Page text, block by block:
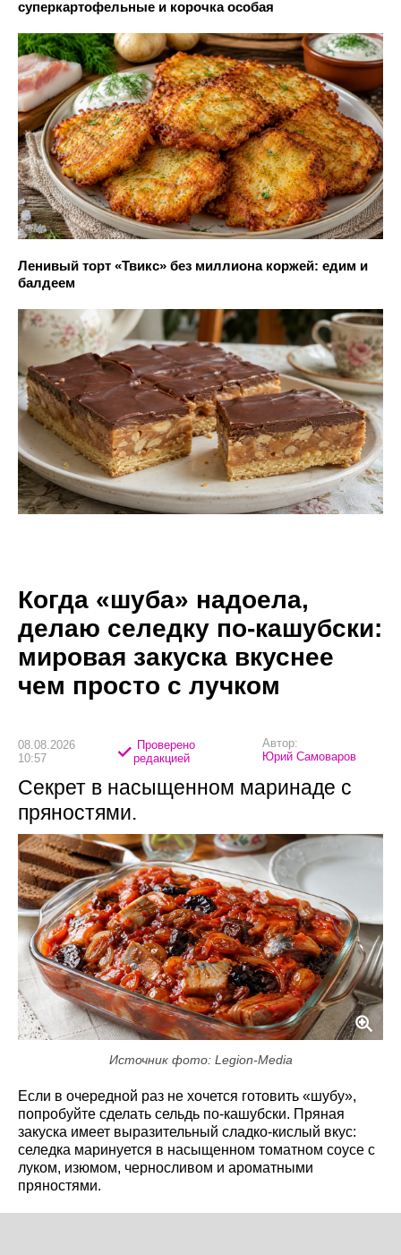
суперкартофельные и корочка особая
Ленивый торт «Твикс» без миллиона коржей: едим и
балдеем
Когда «шуба» надоела,
делаю селедку по-кашубски:
мировая закуска вкуснее
чем просто с лучком
08.08.2026
10:57
Проверено
редакцией
Автор:
Юрий Самоваров
Секрет в насыщенном маринаде с
пряностями.
Источник фото: Legion-Media
Если в очередной раз не хочется готовить «шубу»,
попробуйте сделать сельдь по-кашубски. Пряная
закуска имеет выразительный сладко-кислый вкус:
селедка маринуется в насыщенном томатном соусе с
луком, изюмом, черносливом и ароматными
пряностями.